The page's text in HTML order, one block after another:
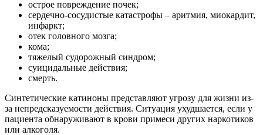
острое повреждение почек;
сердечно-сосудистые катастрофы – аритмия, миокардит,
инфаркт;
отек головного мозга;
кома;
тяжелый судорожный синдром;
суицидальные действия;
смерть.
Синтетические катиноны представляют угрозу для жизни из-
за непредсказуемости действия. Ситуация ухудшается, если у
пациента обнаруживают в крови примеси других наркотиков
или алкоголя.